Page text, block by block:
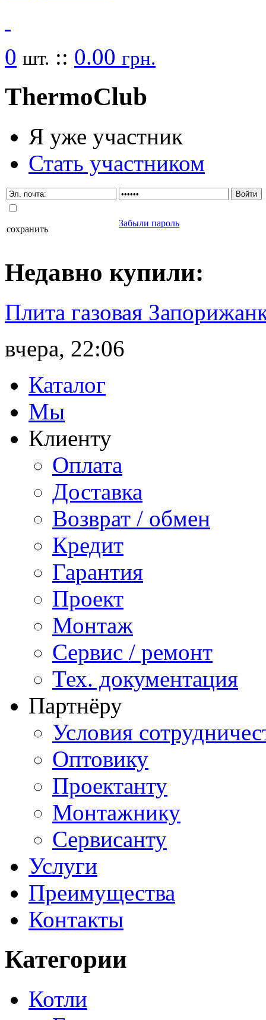
0 шт. :: 0.00 грн.
ThermoClub
Я уже участник
Стать участником
сохранить
Забыли пароль
Недавно купили:
Плита газовая
вчера, 22:06
Каталог
Мы
Клиенту
Оплата
Доставка
Возврат / обмен
Кредит
Гарантия
Проект
Монтаж
Сервис / ремонт
Тех. документация
Партнёру
Условия
Оптовику
Проектанту
Монтажнику
Сервисанту
Услуги
Преимущества
Контакты
Категории
Котли